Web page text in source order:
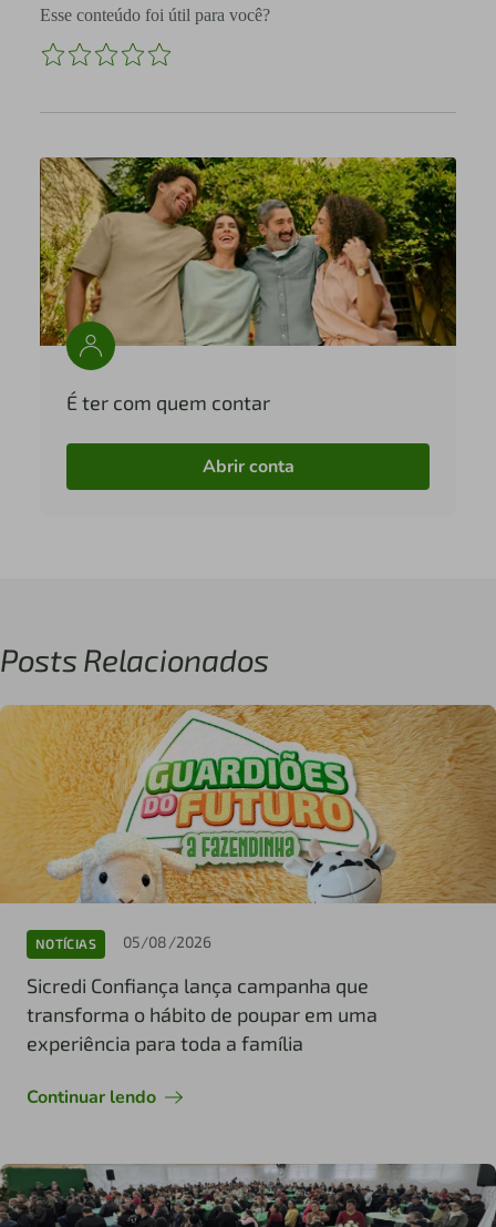
Esse conteúdo foi útil para você?
É ter com quem contar
Abrir conta
Posts Relacionados
NOTÍCIAS 05/08/2026
Sicredi Confiança lança campanha que
transforma o hábito de poupar em uma
experiência para toda a família
Continuar lendo